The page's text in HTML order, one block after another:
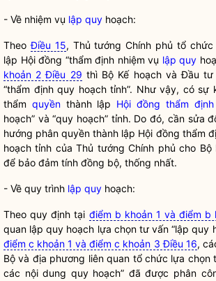
- Về nhiệm vụ lập quy hoạch:
TheoĐiều 15, Thủ tướng Chính phủ tổ
lập Hội đồng “thẩm định nhiệm vụ lập quy
khoản 2 Điều 29 thì Bộ Kế hoạch và Đầu
“thẩm định quy hoạch tỉnh”. Như vậy, có sự
thẩm quyềnthành lập Hội đồng thẩm định
hoạch” và “quy hoạch” tỉnh. Do đó, cần sửa
hướng phânquyền thành lập Hội đồng thẩm
hoạch tỉnh của Thủ tướng Chính phủ cho
để bảo đảm tính đồng bộ, thống nhất.
- Về quy trình lập quy hoạch:
Theo quy định tại điểm b khoản 1 và điểm b
quan lập quy hoạch lựa chọn tư vấn “lập quy
điểm c khoản 1 và điểm c khoản 3 Điều 16,
Bộ và địa phương liên quan tổ chức lựa chọn
các nội dung quy hoạch” đã được phân